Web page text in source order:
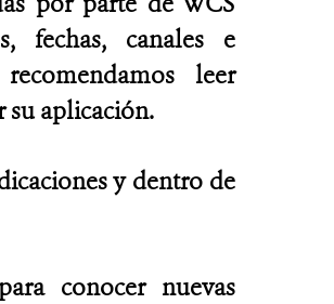
fechas, canales e
leer
su aplicación.
y dentro de
conocer nuevas